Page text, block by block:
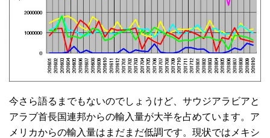
今さら語るまでもないのでしょうけど、サウジアラビアと
アラブ首長国連邦からの輸入量が大半を占めています。ア
メリカからの輸入量はまだまだ低調です。現状ではメキシ